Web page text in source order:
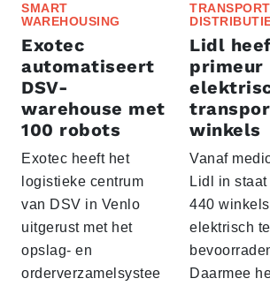
SMART
WAREHOUSING
Exotec
automatiseert
DSV-
warehouse met
100 robots
Exotec heeft het
logistieke centrum
van DSV in Venlo
uitgerust met het
opslag- en
orderverzamelsystee
Lidl
primeur
winkels
Vanaf
Lidl in
440 winkels
elektrisch te
Daarmee